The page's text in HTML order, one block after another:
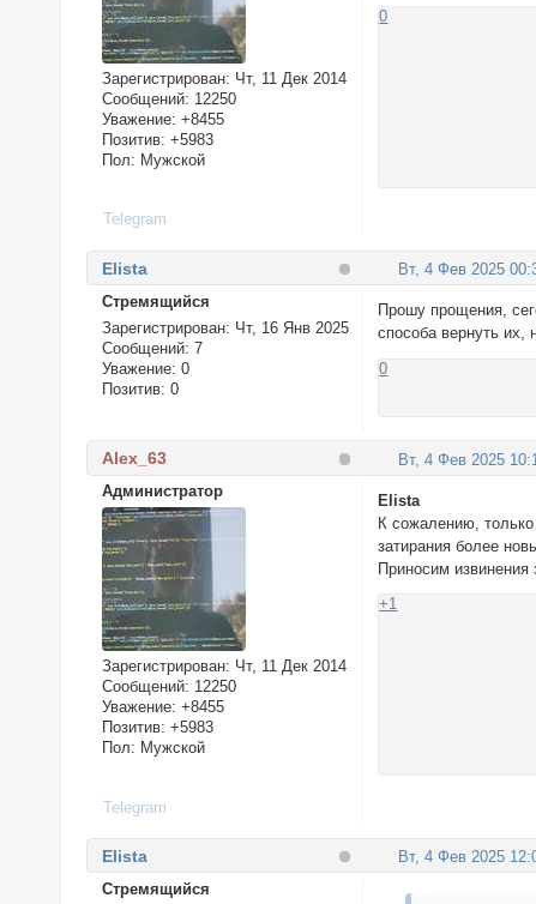
Зарегистрирован: Чт, 11 Дек 2014
Сообщений: 12250
Уважение: +8455
Позитив: +5983
Пол: Мужской
0
Telegram
Вт, 4 Фев 2025
Elista
Стремящийся
Зарегистрирован: Чт, 16 Янв 2025
Сообщений: 7
Уважение: 0
Позитив: 0
Прошу прощения,
способа вернуть их,
0
Вт, 4 Фев 2025
Alex_63
Администратор
Зарегистрирован: Чт, 11 Дек 2014
Сообщений: 12250
Уважение: +8455
Позитив: +5983
Пол: Мужской
Elista
К сожалению, только
затирания более
Приносим извинения
+1
Telegram
Вт, 4 Фев 2025
Elista
Стремящийся